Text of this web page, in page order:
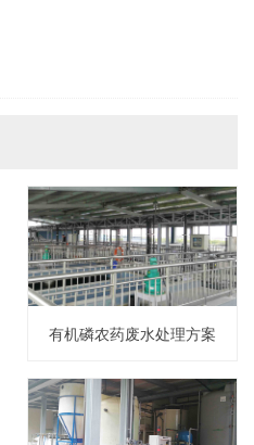
有机磷农药废水处理方案